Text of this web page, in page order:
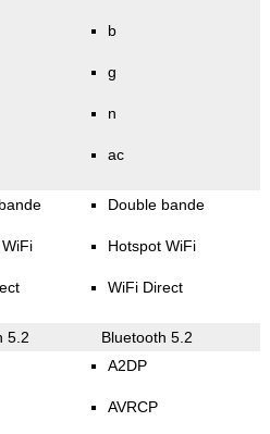
b
g
n
ac
Double bande
Hotspot WiFi
WiFi Direct
5.2 Bluetooth 5.2
A2DP
AVRCP